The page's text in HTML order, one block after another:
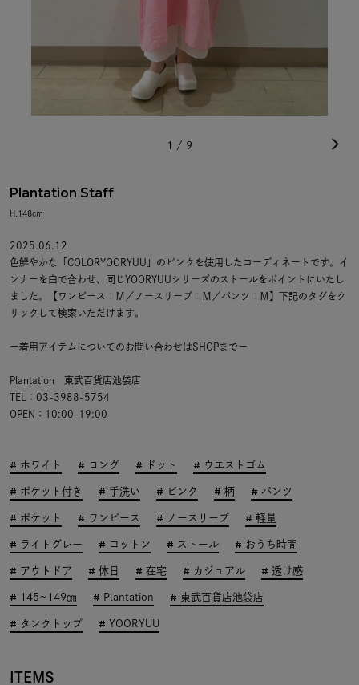
1 / 9
Plantation Staff
H.148cm
2025.06.12
色鮮やかな「COLORYOORYUU」のピンクを使用したコーディネートです。イ
ンナーを白で合わせ、同じYOORYUUシリーズのストールをポイントにいたし
ました。【ワンピース：Ｍ／ノースリーブ：Ｍ／パンツ：Ｍ】下記のタグをク
リックして検索いただけます。
ー着用アイテムについてのお問い合わせはSHOPまでー
Plantation 東武百貨店池袋店
TEL：03-3988-5754
OPEN：10:00-19:00
ホワイト ロング ドット ウエストゴム
ポケット付き 手洗い ピンク 柄 パンツ
ポケット ワンピース ノースリーブ 軽量
ライトグレー コットン ストール おうち時間
アウトドア 休日 在宅 カジュアル 透け感
145~149㎝ Plantation 東武百貨店池袋店
タンクトップ YOORYUU
ITEMS